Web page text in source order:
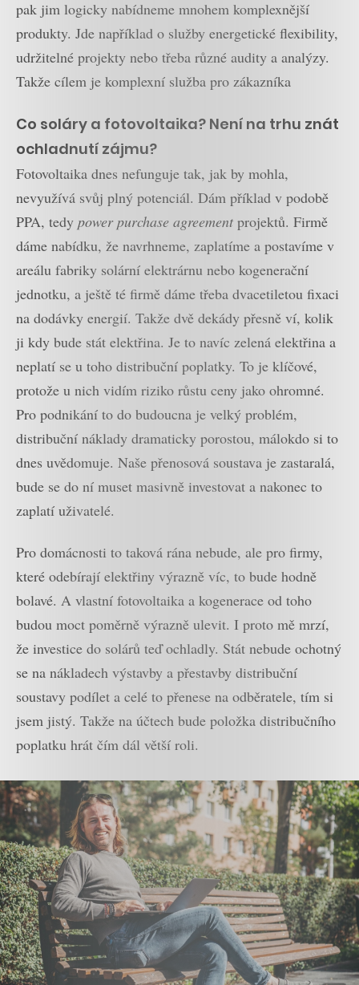
pak jim logicky nabídneme mnohem komplexnější
produkty. Jde například o služby energetické flexibility,
udržitelné projekty nebo třeba různé audity a analýzy.
Takže cílem je komplexní služba pro zákazníka
Co soláry a fotovoltaika? Není na trhu znát
ochladnutí zájmu?
Fotovoltaika dnes nefunguje tak, jak by mohla,
nevyužívá svůj plný potenciál. Dám příklad v podobě
PPA, tedy power purchase agreement projektů. Firmě
dáme nabídku, že navrhneme, zaplatíme a postavíme v
areálu fabriky solární elektrárnu nebo kogenerační
jednotku, a ještě té firmě dáme třeba dvacetiletou fixaci
na dodávky energií. Takže dvě dekády přesně ví, kolik
ji kdy bude stát elektřina. Je to navíc zelená elektřina a
neplatí se u toho distribuční poplatky. To je klíčové,
protože u nich vidím riziko růstu ceny jako ohromné.
Pro podnikání to do budoucna je velký problém,
distribuční náklady dramaticky porostou, málokdo si to
dnes uvědomuje. Naše přenosová soustava je zastaralá,
bude se do ní muset masivně investovat a nakonec to
zaplatí uživatelé.
Pro domácnosti to taková rána nebude, ale pro firmy,
které odebírají elektřiny výrazně víc, to bude hodně
bolavé. A vlastní fotovoltaika a kogenerace od toho
budou moct poměrně výrazně ulevit. I proto mě mrzí,
že investice do solárů teď ochladly. Stát nebude ochotný
se na nákladech výstavby a přestavby distribuční
soustavy podílet a celé to přenese na odběratele, tím si
jsem jistý. Takže na účtech bude položka distribučního
poplatku hrát čím dál větší roli.